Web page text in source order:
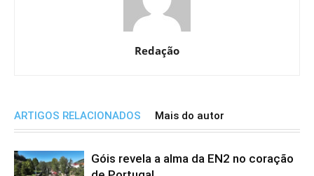
Redação
ARTIGOS RELACIONADOS Mais do autor
Góis revela a alma da EN2 no coração